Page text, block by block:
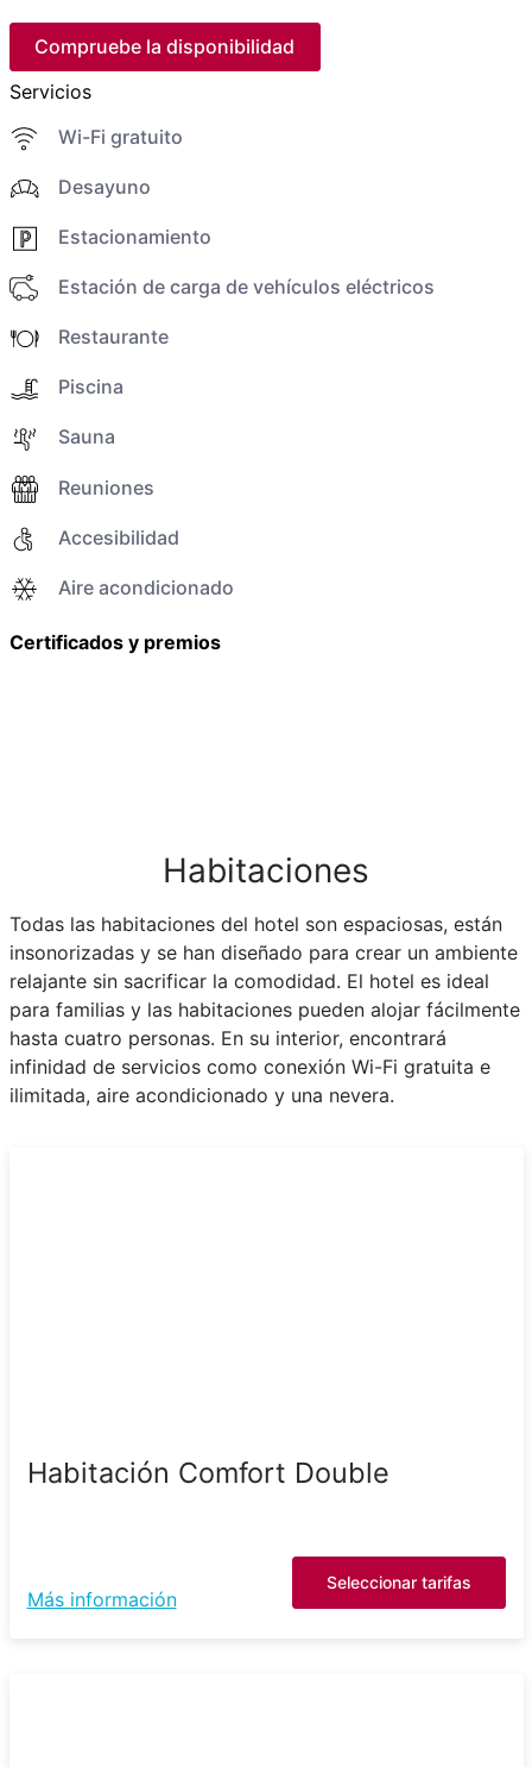
Compruebe la disponibilidad
Servicios
Wi-Fi gratuito
Desayuno
Estacionamiento
Estación de carga de vehículos eléctricos
Restaurante
Piscina
Sauna
Reuniones
Accesibilidad
Aire acondicionado
Certificados y premios
Habitaciones
Todas las habitaciones del hotel son espaciosas, están
insonorizadas y se han diseñado para crear un ambiente
relajante sin sacrificar la comodidad. El hotel es ideal
para familias y las habitaciones pueden alojar fácilmente
hasta cuatro personas. En su interior, encontrará
infinidad de servicios como conexión Wi-Fi gratuita e
ilimitada, aire acondicionado y una nevera.
Habitación Comfort Double
Más información
Seleccionar tarifas